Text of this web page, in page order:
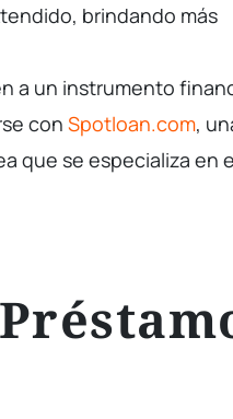
brindando más
a un instrumento
con Spotloan.com,
que se especializa en